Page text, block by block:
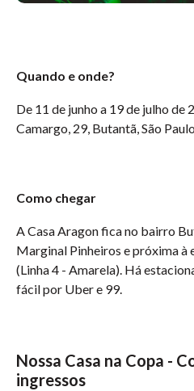
Quando e onde?
De 11 de junho a 19 de julho de
Camargo, 29, Butantã, São
Como chegar
A Casa Aragon fica no bairro
Marginal Pinheiros e próxima
(Linha 4 - Amarela). Há
fácil por Uber e 99.
Nossa Casa na Copa -
ingressos